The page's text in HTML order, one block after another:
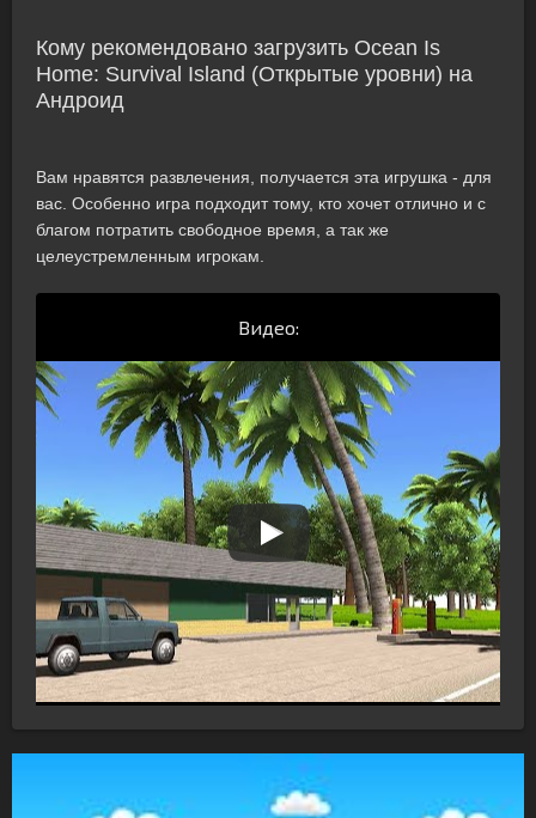
Кому рекомендовано загрузить Ocean Is
Home: Survival Island (Открытые уровни) на
Андроид
Вам нравятся развлечения, получается эта игрушка - для
вас. Особенно игра подходит тому, кто хочет отлично и с
благом потратить свободное время, а так же
целеустремленным игрокам.
Видео: